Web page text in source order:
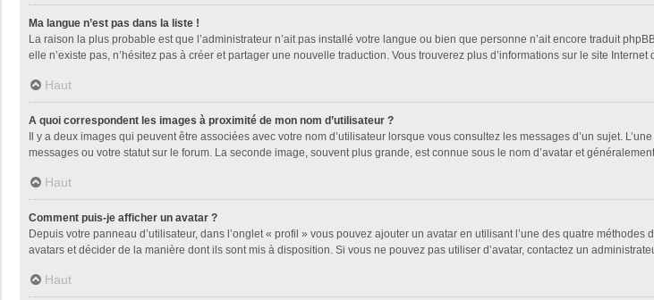
Ma langue n’est pas dans la liste !
La raison la plus probable est que l’administrateur n’ait pas installé votre langue ou bien que personne n’ait encore traduit
elle n’existe pas, n’hésitez pas à créer et partager une nouvelle traduction. Vous trouverez plus d’informations sur le site Internet
Haut
A quoi correspondent les images à proximité de mon nom d’utilisateur ?
Il y a deux images qui peuvent être associées avec votre nom d’utilisateur lorsque vous consultez les messages d’un sujet.
messages ou votre statut sur le forum. La seconde image, souvent plus grande, est connue sous le nom d’avatar et
Haut
Comment puis-je afficher un avatar ?
Depuis votre panneau d’utilisateur, dans l’onglet « profil » vous pouvez ajouter un avatar en utilisant l’une des quatre
avatars et décider de la manière dont ils sont mis à disposition. Si vous ne pouvez pas utiliser d’avatar, contactez un
Haut